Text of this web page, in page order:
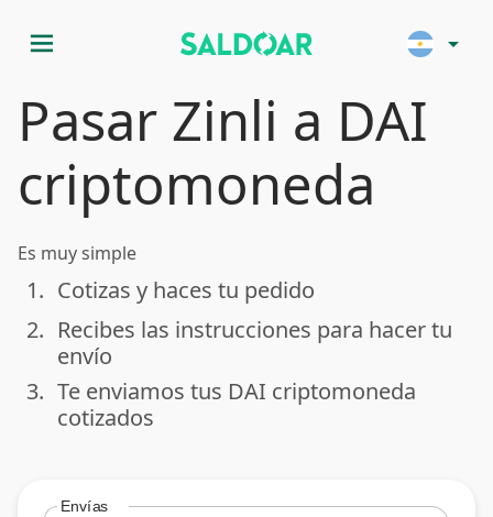
menu arrow_drop_down
Pasar Zinli a DAI
criptomoneda
Es muy simple
done
1. Cotizas y haces tu pedido
done
2. Recibes las instrucciones para hacer tu
envío
done
3. Te enviamos tus DAI criptomoneda
cotizados
Envías